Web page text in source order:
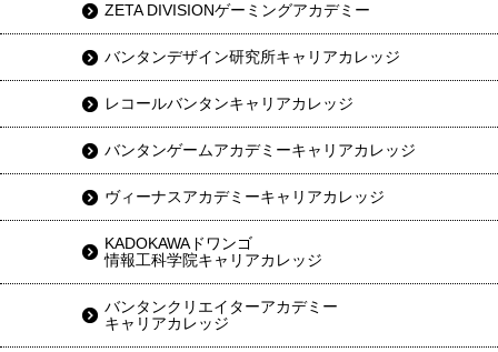
ZETA DIVISIONゲーミングアカデミー
バンタンデザイン研究所キャリアカレッジ
レコールバンタンキャリアカレッジ
バンタンゲームアカデミーキャリアカレッジ
ヴィーナスアカデミーキャリアカレッジ
KADOKAWAドワンゴ
情報工科学院キャリアカレッジ
バンタンクリエイターアカデミー
キャリアカレッジ